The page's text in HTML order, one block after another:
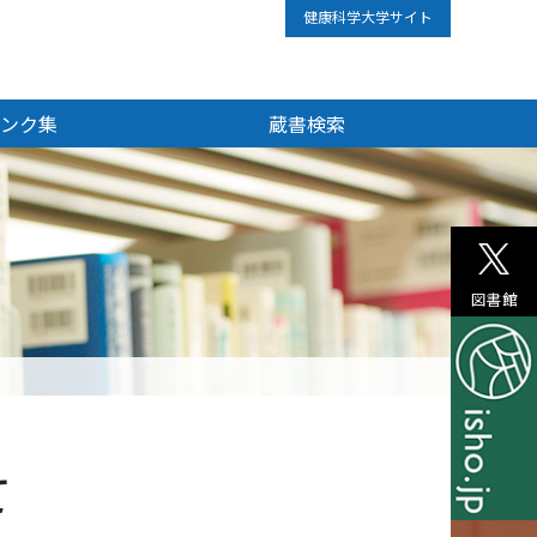
健康科学大学サイト
図書館
ク集 蔵書検索